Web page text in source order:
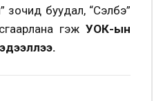
зочид буудал, “Сэлбэ”
гэж УОК-ын